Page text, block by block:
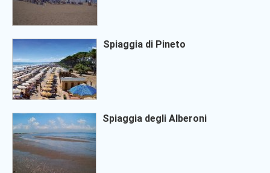
Spiaggia di Pineto
Spiaggia degli Alberoni